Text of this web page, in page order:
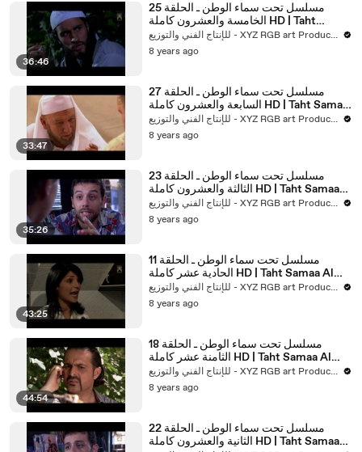
36:46
مسلسل تحت سماء الوطن ـ الحلقة 25
الخامسة والعشرون كاملة HD | Taht
Samaa Al Watan
للإنتاج الفني والتوزيع - XYZ RGB art Production
8 years ago
33:47
مسلسل تحت سماء الوطن ـ الحلقة 27
السابعة والعشرون كاملة HD | Taht Samaa
Al Watan
للإنتاج الفني والتوزيع - XYZ RGB art Production
8 years ago
35:26
مسلسل تحت سماء الوطن ـ الحلقة 23
الثالثة والعشرون كاملة HD | Taht Samaa
Al Watan
للإنتاج الفني والتوزيع - XYZ RGB art Production
8 years ago
43:25
مسلسل تحت سماء الوطن ـ الحلقة 11
الحادية عشر كاملة HD | Taht Samaa Al
Watan
للإنتاج الفني والتوزيع - XYZ RGB art Production
8 years ago
44:54
مسلسل تحت سماء الوطن ـ الحلقة 18
الثامنة عشر كاملة HD | Taht Samaa Al
Watan
للإنتاج الفني والتوزيع - XYZ RGB art Production
8 years ago
مسلسل تحت سماء الوطن ـ الحلقة 22
الثانية والعشرون كاملة HD | Taht Samaa